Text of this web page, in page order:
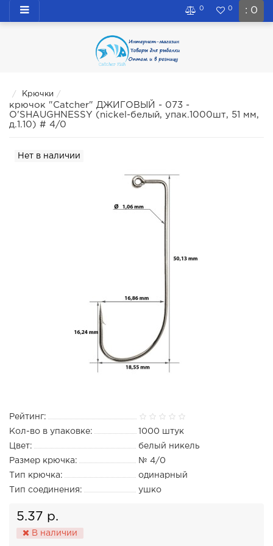
: 0
0 0
Крючки
крючок "Catcher" ДЖИГОВЫЙ - 073 -
O'SHAUGHNESSY (nickel-белый, упак.1000шт, 51 мм,
д.1.10) # 4/0
Нет в наличии
Рейтинг:
Кол-во в упаковке:
1000 штук
Цвет:
белый никель
Размер крючка:
№ 4/0
Тип крючка:
одинарный
Тип соединения:
ушко
5.37 р.
В наличии